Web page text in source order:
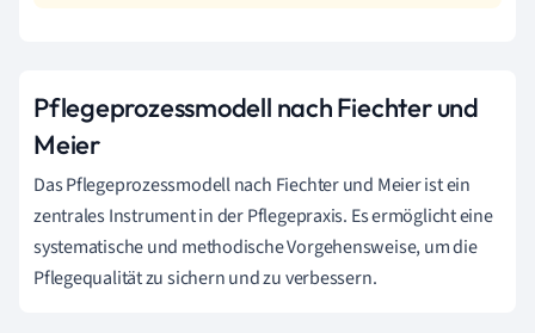
Pflegeprozessmodell nach Fiechter und
Meier
Das Pflegeprozessmodell nach Fiechter und Meier ist ein
zentrales Instrument in der Pflegepraxis. Es ermöglicht eine
systematische und methodische Vorgehensweise, um die
Pflegequalität zu sichern und zu verbessern.